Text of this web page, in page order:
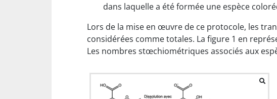
dans laquelle a été formée une espèce
Lors de la mise en œuvre de ce protocole, les
considérées comme totales. La figure 1 en
Les nombres stœchiométriques associés aux